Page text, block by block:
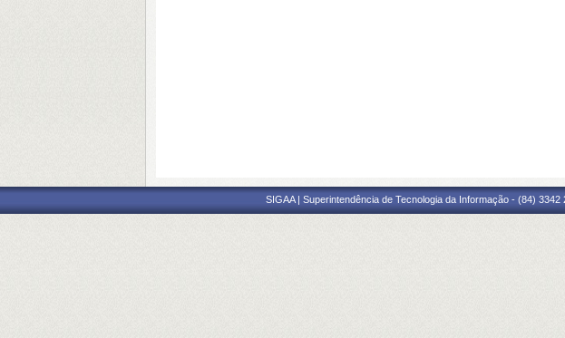
SIGAA | Superintendência de Tecnologia da Informação - (84)